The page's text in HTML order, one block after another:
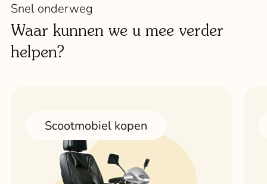
Snel onderweg
Waar kunnen we u mee verder
helpen?
Scootmobiel kopen